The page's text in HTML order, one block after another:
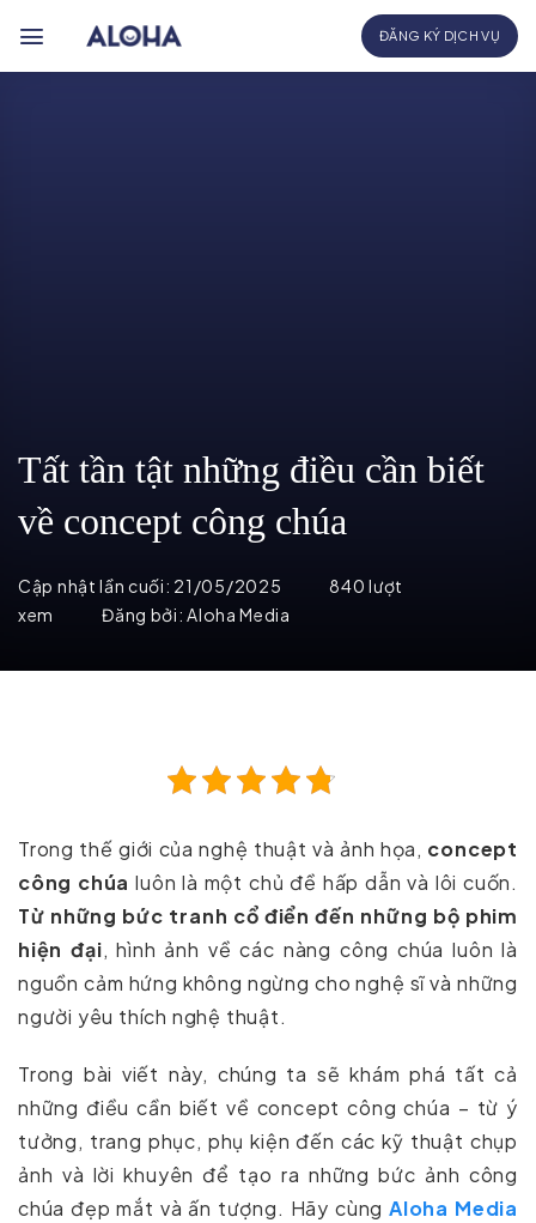
qua
ĐĂNG KÝ DỊCH VỤ
Tất tần tật những điều cần biết
về concept công chúa
Cập nhật lần cuối: 21/05/2025
840 lượt
xem
Đăng bởi:Aloha Media
Trong thế giới của nghệ thuật và ảnh họa, concept
công chúa luôn là một chủ đề hấp dẫn và lôi cuốn.
Từ những bức tranh cổ điển đến những bộ phim
hiện đại, hình ảnh về các nàng công chúa luôn là
nguồn cảm hứng không ngừng cho nghệ sĩ và những
người yêu thích nghệ thuật.
Trong bài viết này, chúng ta sẽ khám phá tất cả
những điều cần biết về concept công chúa – từ ý
tưởng, trang phục, phụ kiện đến các kỹ thuật chụp
ảnh và lời khuyên để tạo ra những bức ảnh công
chúa đẹp mắt và ấn tượng. Hãy cùngAloha Media